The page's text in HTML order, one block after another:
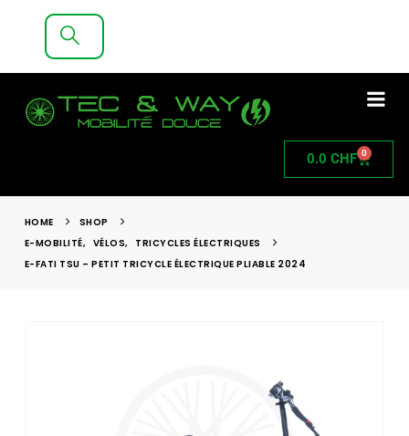
0.0CHF 0
HOME
SHOP
E-MOBILITÉ, VÉLOS,
TRICYCLES ÉLECTRIQUES
E-FATI TSU – PETIT TRICYCLE ÉLECTRIQUE PLIABLE 2024
LIVRAISON GRATUITE A PARTIR DE 200CHF